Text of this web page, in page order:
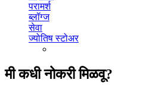
परामर्श
ब्लॉग्ज
सेवा
ज्योतिष स्टोअर
मी कधी नोकरी मिळवू?